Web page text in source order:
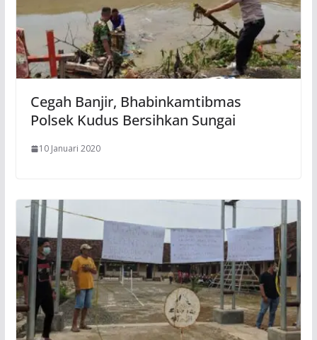
Cegah Banjir, Bhabinkamtibmas
Polsek Kudus Bersihkan Sungai
10 Januari 2020